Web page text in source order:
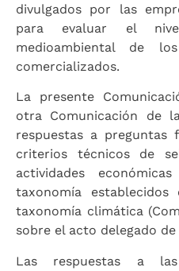
divulgados por las
para evaluar el
medioambiental de
comercializados.
La presente
otra Comunicación de
respuestas a preguntas
criterios técnicos de
actividades
taxonomía
taxonomía climática
sobre el acto delegado
Las respuestas a